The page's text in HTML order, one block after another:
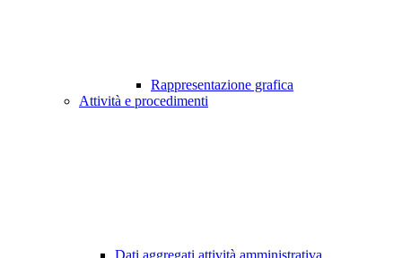
Rappresentazione grafica
Attività e procedimenti